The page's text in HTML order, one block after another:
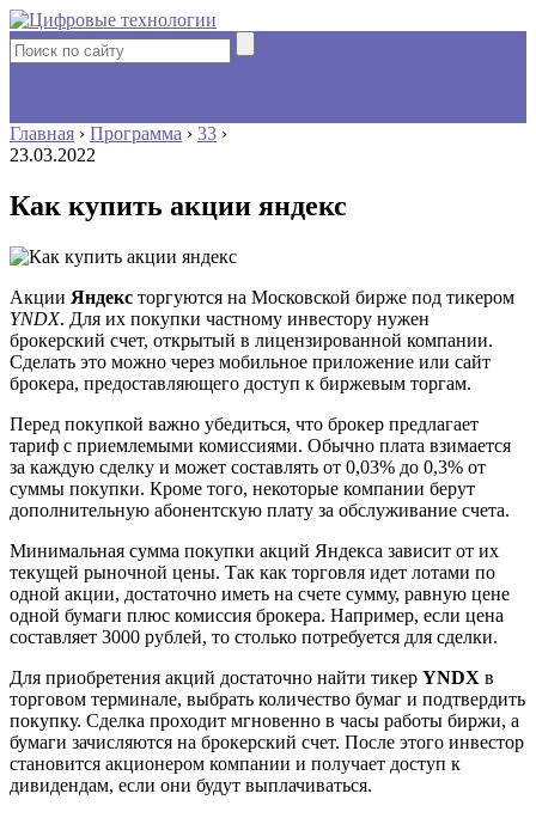
Главная › Программа › 33 ›
23.03.2022
Как купить акции яндекс
Акции Яндекс торгуются на Московской бирже под тикером
YNDX. Для их покупки частному инвестору нужен
брокерский счет, открытый в лицензированной компании.
Сделать это можно через мобильное приложение или сайт
брокера, предоставляющего доступ к биржевым торгам.
Перед покупкой важно убедиться, что брокер предлагает
тариф с приемлемыми комиссиями. Обычно плата взимается
за каждую сделку и может составлять от 0,03% до 0,3% от
суммы покупки. Кроме того, некоторые компании берут
дополнительную абонентскую плату за обслуживание счета.
Минимальная сумма покупки акций Яндекса зависит от их
текущей рыночной цены. Так как торговля идет лотами по
одной акции, достаточно иметь на счете сумму, равную цене
одной бумаги плюс комиссия брокера. Например, если цена
составляет 3000 рублей, то столько потребуется для сделки.
Для приобретения акций достаточно найти тикер YNDX в
торговом терминале, выбрать количество бумаг и подтвердить
покупку. Сделка проходит мгновенно в часы работы биржи, а
бумаги зачисляются на брокерский счет. После этого инвестор
становится акционером компании и получает доступ к
дивидендам, если они будут выплачиваться.